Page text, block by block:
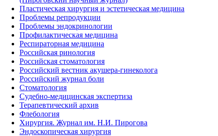
Пластическая хирургия и эстетическая медицина
Проблемы репродукции
Проблемы эндокринологии
Профилактическая медицина
Респираторная медицина
Российская ринология
Российская стоматология
Российский вестник акушера-гинеколога
Российский журнал боли
Стоматология
Судебно-медицинская экспертиза
Терапевтический архив
Флебология
Хирургия. Журнал им. Н.И. Пирогова
Эндоскопическая хирургия